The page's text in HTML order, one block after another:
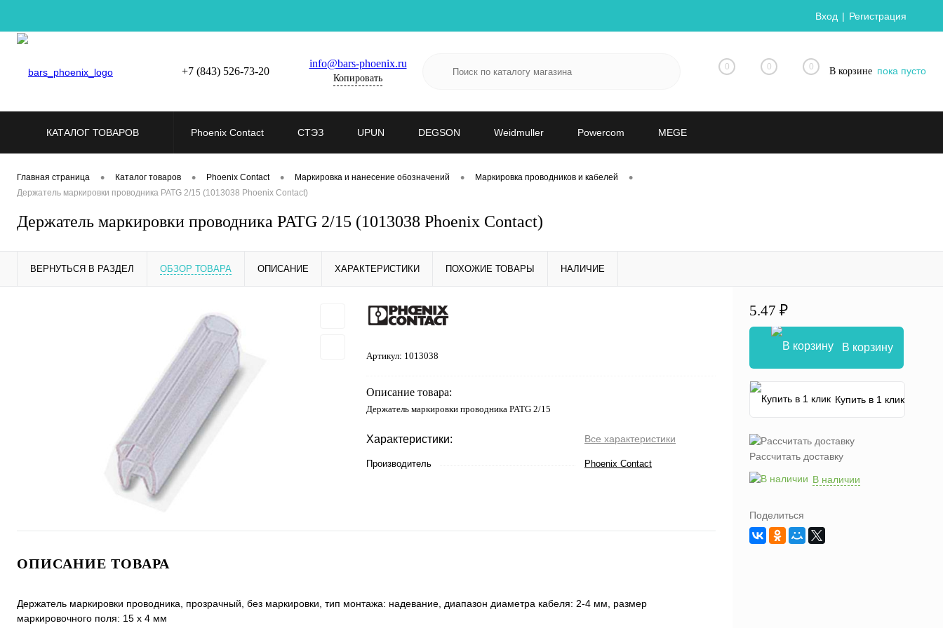
Вход Регистрация
+7 (843) 526-73-20
info@bars-phoenix.ru
Копировать
0 0 0 В корзине пока пусто
КАТАЛОГ ТОВАРОВ Phoenix Contact СТЭЗ UPUN DEGSON Weidmuller Powercom MEGE
Главная страница • Каталог товаров • Phoenix Contact • Маркировка и нанесение обозначений • Маркировка проводников и кабелей •
Держатель маркировки проводника PATG 2/15 (1013038 Phoenix Contact)
Держатель маркировки проводника PATG 2/15 (1013038 Phoenix Contact)
ВЕРНУТЬСЯ В РАЗДЕЛ ОБЗОР ТОВАРА ОПИСАНИЕ ХАРАКТЕРИСТИКИ ПОХОЖИЕ ТОВАРЫ НАЛИЧИЕ
Артикул: 1013038
Описание товара:
Держатель маркировки проводника PATG 2/15
Характеристики: Все характеристики
Производитель Phoenix Contact
ОПИСАНИЕ ТОВАРА
Держатель маркировки проводника, прозрачный, без маркировки, тип монтажа: надевание, диапазон диаметра кабеля: 2-4 мм, размер
маркировочного поля: 15 х 4 мм
5.47 ₽
В корзину
Купить в 1 клик
Рассчитать доставку
В наличии
Поделиться